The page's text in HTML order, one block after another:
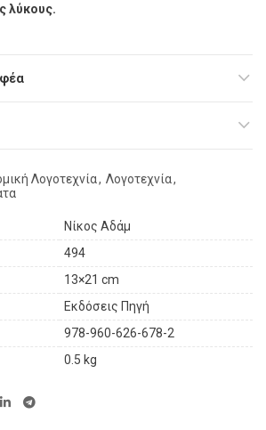
λύκους.
Λογοτεχνία, Λογοτεχνία,
Νίκος Αδάμ
494
13×21 cm
Εκδόσεις Πηγή
978-960-626-678-2
0.5 kg